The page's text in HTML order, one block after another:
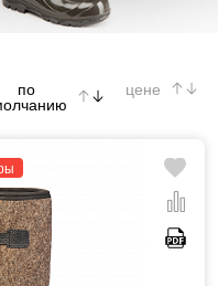
по цене